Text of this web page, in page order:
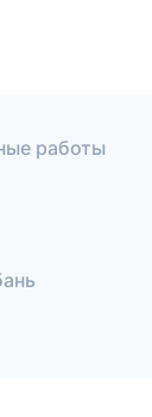
работы